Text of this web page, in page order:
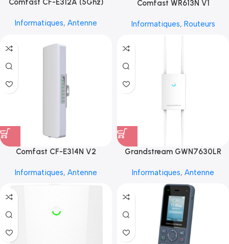
Informatiques, Antenne
Comfast WR613N V1
Informatiques, Routeurs
Comfast CF-E314N V2
Informatiques, Antenne
Grandstream GWN7630LR
Informatiques, Antenne